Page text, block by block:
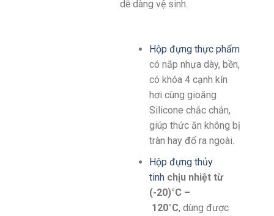
dễ dàng vệ sinh.
Hộp đựng thực phẩm
có nắp nhựa dày, bền,
có khóa 4 cạnh kín
hơi cùng gioăng
Silicone chắc chắn,
giúp thức ăn không bị
tràn hay đổ ra ngoài.
Hộp đựng thủy
tinh chịu nhiệt từ
(-20)°C –
120°C, dùng được